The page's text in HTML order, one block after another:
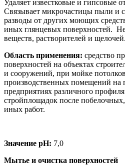
Удаляет известковые и гипсовые
Связывает микрочастицы пыли и
разводы от других моющих
иных глянцевых поверхностей.
веществ, растворителей и щелочей.
Область применения: средство
поверхностей на объектах
и сооружений, при мойке
производственных помещений
предприятиях различного
стройплощадок после
иных работ.
Значение pH: 7,0
Мытье и очистка поверхностей